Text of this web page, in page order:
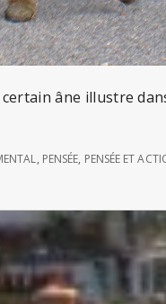
âne illustre
, PENSÉE, PENSÉE ET